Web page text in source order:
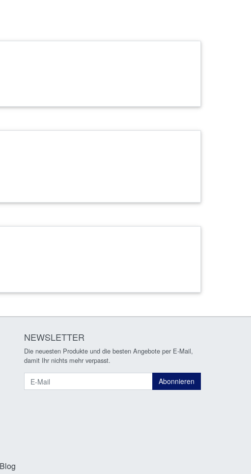
NEWSLETTER
Die neuesten Produkte und die besten Angebote per E-Mail,
damit Ihr nichts mehr verpasst.
Newsletter Abonnieren
Blog